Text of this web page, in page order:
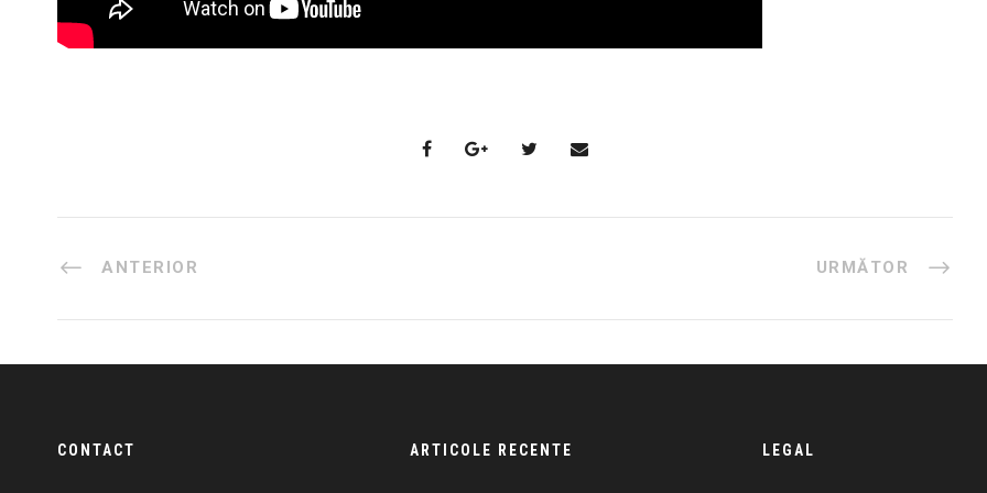
ANTERIOR URMĂTOR
CONTACT ARTICOLE RECENTE LEGAL